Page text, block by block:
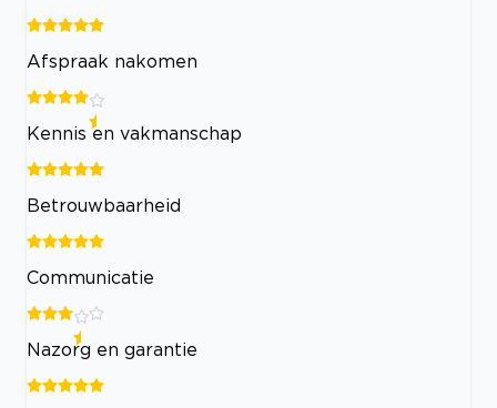
Afspraak nakomen
Kennis en vakmanschap
Betrouwbaarheid
Communicatie
Nazorg en garantie